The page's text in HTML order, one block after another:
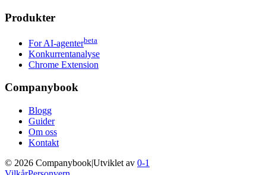
Produkter
For AI-agenterbeta
Konkurrentanalyse
Chrome Extension
Companybook
Blogg
Guider
Om oss
Kontakt
© 2026 Companybook|Utviklet av 0-1